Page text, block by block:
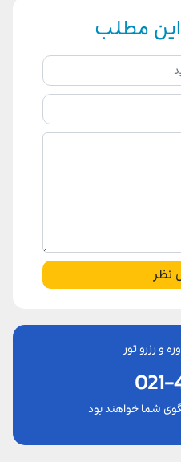
این مطلب
نظر
و رزرو تور
021-
شما خواهند بود